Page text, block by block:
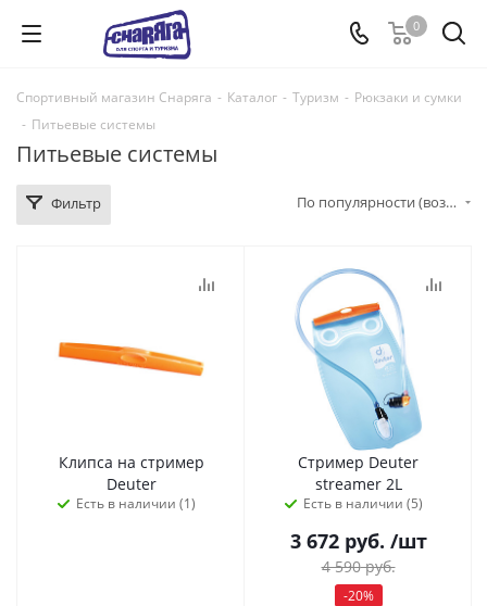
0
Спортивный магазин Снаряга - Каталог - Туризм - Рюкзаки и сумки
- Питьевые системы
Питьевые системы
Фильтр По популярности (возрастание)
Клипса на стример
Deuter
Есть в наличии (1)
Стример Deuter
streamer 2L
Есть в наличии (5)
3 672руб. /шт
4 590руб.
-20%